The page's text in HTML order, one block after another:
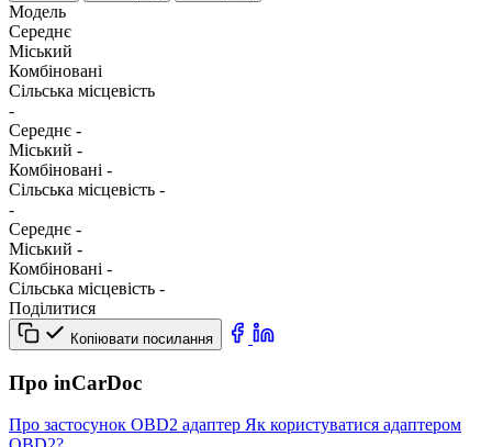
Модель
Середнє
Міський
Комбіновані
Сільська місцевість
-
Середнє -
Міський -
Комбіновані -
Сільська місцевість -
-
Середнє -
Міський -
Комбіновані -
Сільська місцевість -
Поділитися
Копіювати посилання
Про inCarDoc
Про застосунок OBD2 адаптер Як користуватися адаптером